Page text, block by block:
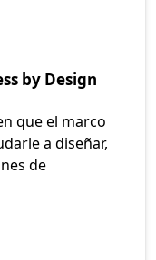
by Design
que el marco
a diseñar,
de